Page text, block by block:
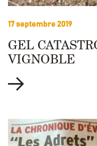
17 septembre 2019
GEL
VIGNOBLE